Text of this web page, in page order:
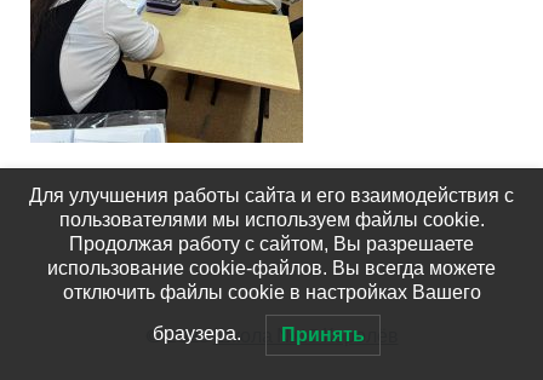
© 2026Школа №15 Королёв
Для улучшения работы сайта и его взаимодействия с
пользователями мы используем файлы cookie.
Продолжая работу с сайтом, Вы разрешаете
использование cookie-файлов. Вы всегда можете
отключить файлы cookie в настройках Вашего
браузера. Принять